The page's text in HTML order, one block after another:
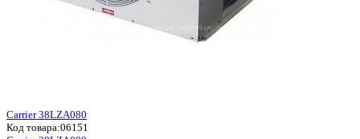
Carrier 38LZA080
Код товара:06151